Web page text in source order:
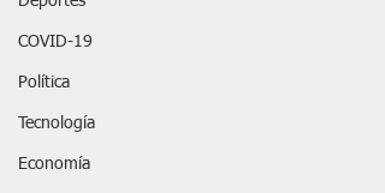
COVID-19
Política
Tecnología
Economía